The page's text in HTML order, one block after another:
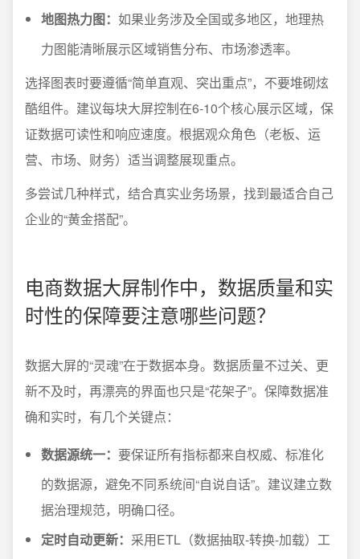
地图热力图： 如果业务涉及全国或多地区，地理热
力图能清晰展示区域销售分布、市场渗透率。
选择图表时要遵循“简单直观、突出重点”，不要堆砌炫
酷组件。建议每块大屏控制在6-10个核心展示区域，保
证数据可读性和响应速度。根据观众角色（老板、运
营、市场、财务）适当调整展现重点。
多尝试几种样式，结合真实业务场景，找到最适合自己
企业的“黄金搭配”。
电商数据大屏制作中，数据质量和实
时性的保障要注意哪些问题？
数据大屏的“灵魂”在于数据本身。数据质量不过关、更
新不及时，再漂亮的界面也只是“花架子”。保障数据准
确和实时，有几个关键点：
数据源统一： 要保证所有指标都来自权威、标准化
的数据源，避免不同系统间“自说自话”。建议建立数
据治理规范，明确口径。
定时自动更新： 采用ETL（数据抽取-转换-加载）工